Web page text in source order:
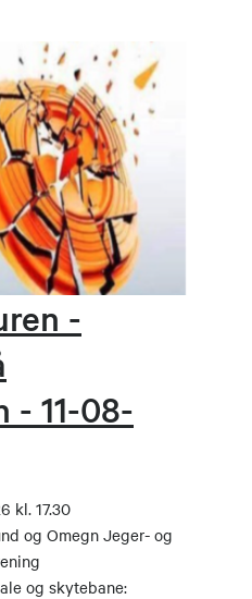
-
- 11-08-
kl. 17.30
og Omegn Jeger- og
og skytebane: